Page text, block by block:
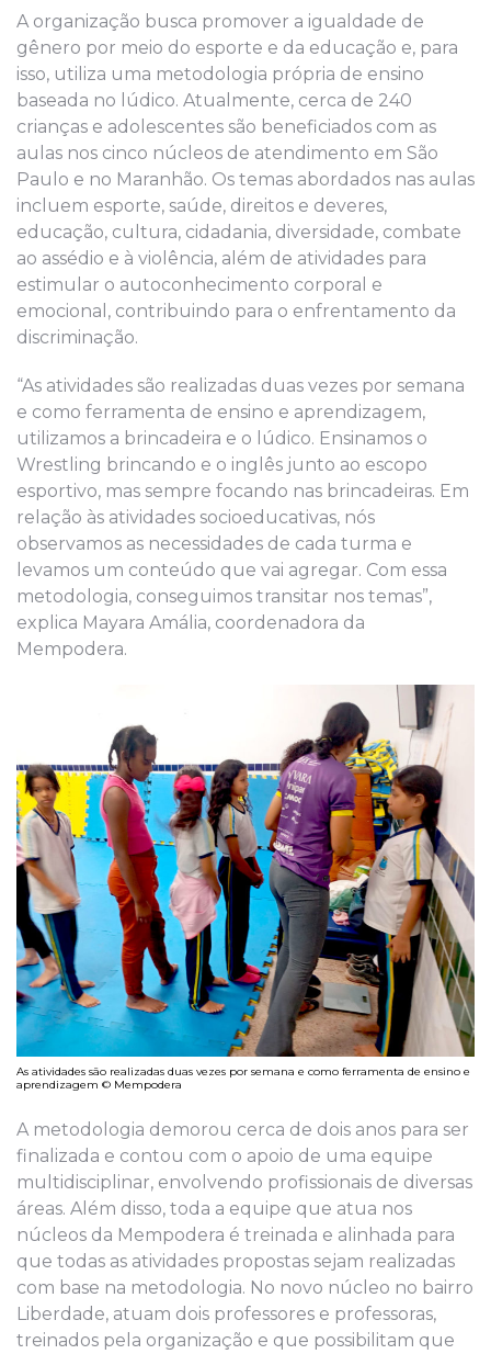
A organização busca promover a igualdade de
gênero por meio do esporte e da educação e, para
isso, utiliza uma metodologia própria de ensino
baseada no lúdico. Atualmente, cerca de 240
crianças e adolescentes são beneficiados com as
aulas nos cinco núcleos de atendimento em São
Paulo e no Maranhão. Os temas abordados nas aulas
incluem esporte, saúde, direitos e deveres,
educação, cultura, cidadania, diversidade, combate
ao assédio e à violência, além de atividades para
estimular o autoconhecimento corporal e
emocional, contribuindo para o enfrentamento da
discriminação.
“As atividades são realizadas duas vezes por semana
e como ferramenta de ensino e aprendizagem,
utilizamos a brincadeira e o lúdico. Ensinamos o
Wrestling brincando e o inglês junto ao escopo
esportivo, mas sempre focando nas brincadeiras. Em
relação às atividades socioeducativas, nós
observamos as necessidades de cada turma e
levamos um conteúdo que vai agregar. Com essa
metodologia, conseguimos transitar nos temas”,
explica Mayara Amália, coordenadora da
Mempodera.
As atividades são realizadas duas vezes por semana e como ferramenta de ensino e
aprendizagem © Mempodera
A metodologia demorou cerca de dois anos para ser
finalizada e contou com o apoio de uma equipe
multidisciplinar, envolvendo profissionais de diversas
áreas. Além disso, toda a equipe que atua nos
núcleos da Mempodera é treinada e alinhada para
que todas as atividades propostas sejam realizadas
com base na metodologia. No novo núcleo no bairro
Liberdade, atuam dois professores e professoras,
treinados pela organização e que possibilitam que